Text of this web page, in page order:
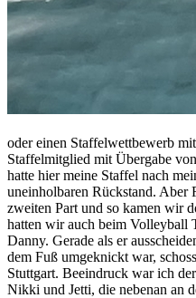
oder einen Staffelwettbewerb
Staffelmitglied mit Übergabe
hatte hier meine Staffel nach
uneinholbaren Rückstand. Aber
zweiten Part und so kamen wir
hatten wir auch beim Volleyball
Danny. Gerade als er
dem Fuß umgeknickt war,
Stuttgart. Beeindruck war ich
Nikki und Jetti, die nebenan an